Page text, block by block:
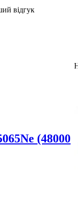
відгук
(48000